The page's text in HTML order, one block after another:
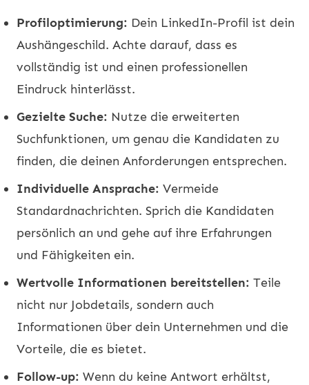
Profiloptimierung: Dein LinkedIn-Profil ist dein
Aushängeschild. Achte darauf, dass es
vollständig ist und einen professionellen
Eindruck hinterlässt.
Gezielte Suche: Nutze die erweiterten
Suchfunktionen, um genau die Kandidaten zu
finden, die deinen Anforderungen entsprechen.
Individuelle Ansprache: Vermeide
Standardnachrichten. Sprich die Kandidaten
persönlich an und gehe auf ihre Erfahrungen
und Fähigkeiten ein.
Wertvolle Informationen bereitstellen: Teile
nicht nur Jobdetails, sondern auch
Informationen über dein Unternehmen und die
Vorteile, die es bietet.
Follow-up: Wenn du keine Antwort erhältst,